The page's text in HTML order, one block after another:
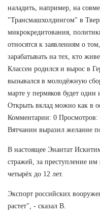
наладить, например, на
"Трансмашхолдингом" в
микрокредитования,
относятся к заявлениям о
зарабатывать на тех, кто
Классен родился и вырос в
вызывался в молодёжную
марте у пермяков будет
Открыть вклад можно как в
Комментарии: 0
Вятчанин выразил желание
В настоящее Энантат
стражей, за преступление
четырёх до 12 лет.
Экспорт российских
растет", - сказал В.